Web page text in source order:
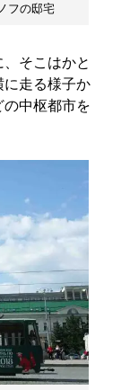
フの邸宅
そこはかと
に走る様子か
の中枢都市を